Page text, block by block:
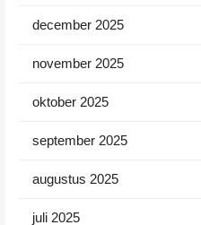
december 2025
november 2025
oktober 2025
september 2025
augustus 2025
juli 2025